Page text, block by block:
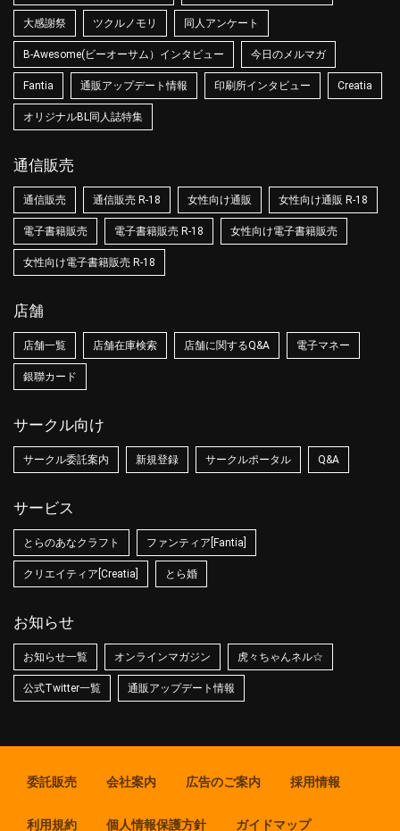
大感謝祭 ツクルノモリ 同人アンケート
B-Awesome(ビーオーサム）インタビュー 今日のメルマガ
Fantia 通販アップデート情報 印刷所インタビュー Creatia
オリジナルBL同人誌特集
通信販売
通信販売 通信販売 R-18 女性向け通販 女性向け通販 R-18
電子書籍販売 電子書籍販売 R-18 女性向け電子書籍販売
女性向け電子書籍販売 R-18
店舗
店舗一覧 店舗在庫検索 店舗に関するQ&A 電子マネー
銀聯カード
サークル向け
サークル委託案内 新規登録 サークルポータル Q&A
サービス
とらのあなクラフト ファンティア[Fantia]
クリエイティア[Creatia] とら婚
お知らせ
お知らせ一覧 オンラインマガジン 虎々ちゃんネル☆
公式Twitter一覧 通販アップデート情報
委託販売 会社案内 広告のご案内 採用情報
利用規約 個人情報保護方針 ガイドマップ